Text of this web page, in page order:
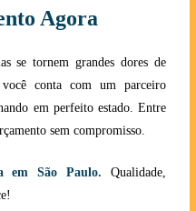
Agora
se tornem grandes dores de
conta com um parceiro
em perfeito estado. Entre
sem compromisso.
em São Paulo.
Qualidade,
e!